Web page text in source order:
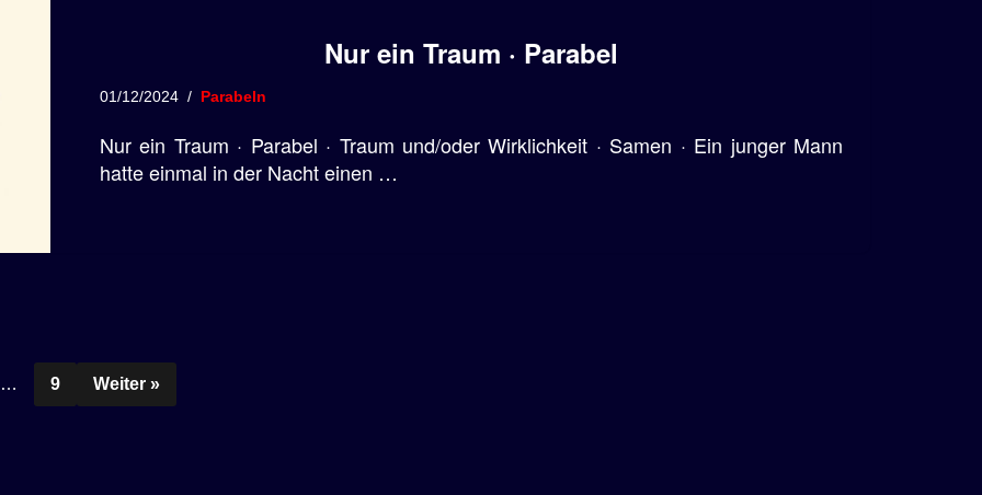
Nur ein Traum · Parabel
01/12/2024 Parabeln
Nur ein Traum · Parabel · Traum und/oder Wirklichkeit · Samen · Ein junger Mann
hatte einmal in der Nacht einen …
… 9 Weiter »